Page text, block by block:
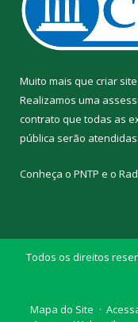
Muito mais que criar site
Realizamos uma
contrato que todas as
pública serão atendidas.
Conheça o PNTP e o
Todos os direitos
Mapa do Site